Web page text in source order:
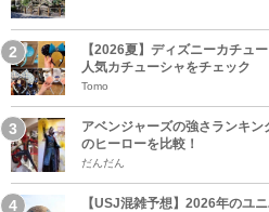
【2026夏】ディズニーカチュ
人気カチューシャをチェック
Tomo
アベンジャーズの強さランキ
のヒーローを比較！
だんだん
【USJ混雑予想】2026年のユ